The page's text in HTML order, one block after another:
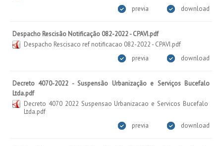
download
previa
Despacho Rescisão Notificação 082-2022 - CPAVI.pdf
Despacho Rescisaco ref notificacao 082-2022 - CPAVI.pdf
download
previa
Decreto 4070-2022 - Suspensão Urbanização e Serviços Bucefalo
Ltda.pdf
Decreto 4070 2022 Suspensao Urbanizacao e Servicos Bucefalo
Ltda.pdf
download
previa